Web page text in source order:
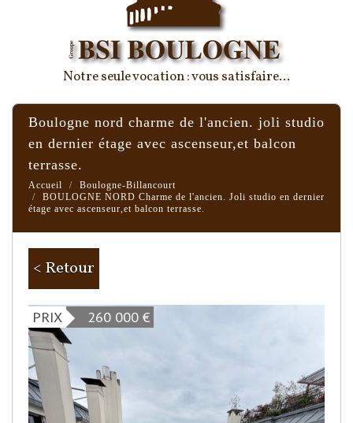
Notre seule vocation : vous satisfaire...
boulogne nord charme de l'ancien. joli studio
en dernier étage avec ascenseur,et balcon
terrasse.
Accueil
Boulogne-Billancourt
BOULOGNE NORD Charme de l'ancien. Joli studio en dernier
étage avec ascenseur,et balcon terrasse.
< Retour
PRIX 260 000 €